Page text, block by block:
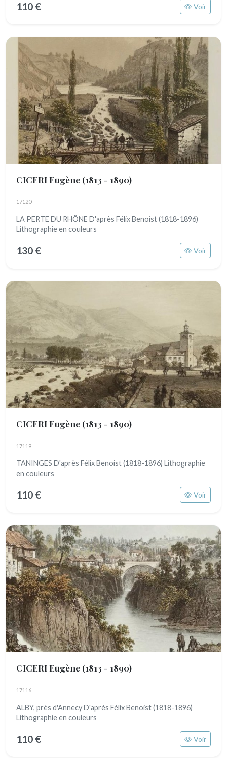
110 € Voir
CICERI Eugène (1813 - 1890)
17120
LA PERTE DU RHÔNE D'après Félix Benoist (1818-1896)
Lithographie en couleurs
130 € Voir
CICERI Eugène (1813 - 1890)
17119
TANINGES D'après Félix Benoist (1818-1896) Lithographie
en couleurs
110 € Voir
CICERI Eugène (1813 - 1890)
17116
ALBY, près d'Annecy D'après Félix Benoist (1818-1896)
Lithographie en couleurs
110 € Voir